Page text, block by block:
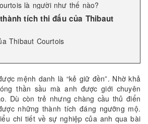
là người như thế nào?
tích thi đấu của Thibaut
Thibaut Courtois
mệnh danh là “kẻ giữ đền”. Nhờ khả
thần sầu mà anh được giới chuyên
Dù còn trẻ nhưng chàng cầu thủ điển
những thành tích đáng ngưỡng mộ.
chi tiết về sự nghiệp của anh qua bài